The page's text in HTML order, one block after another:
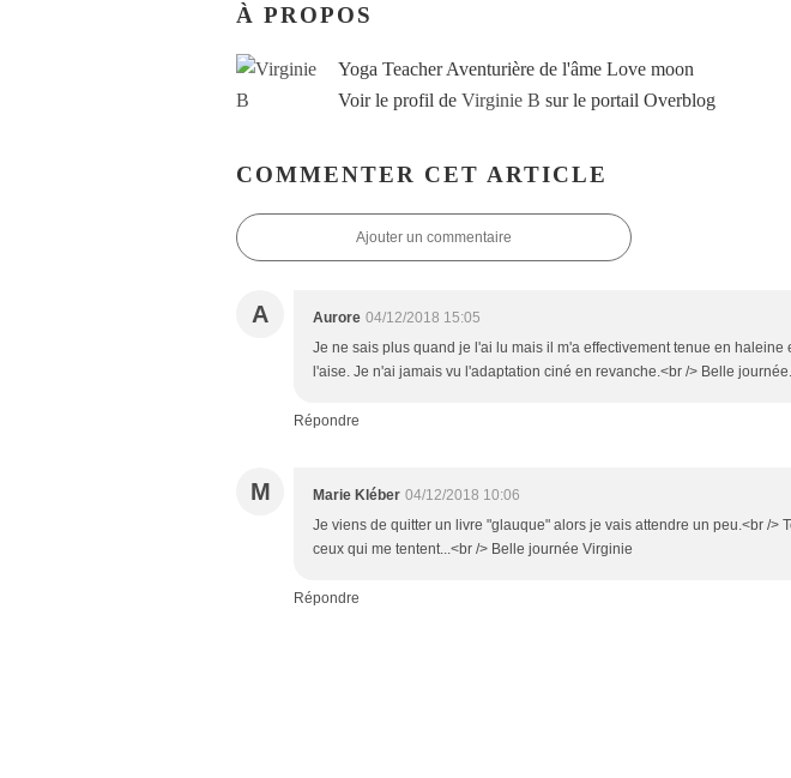
À PROPOS
Yoga Teacher Aventurière de l'âme Love moon
Voir le profil de Virginie B sur le portail Overblog
COMMENTER CET ARTICLE
Ajouter un commentaire
A Aurore 04/12/2018 15:05
Je ne sais plus quand je l'ai lu mais il m'a effectivement tenue en haleine
l'aise. Je n'ai jamais vu l'adaptation ciné en revanche.<br /> Belle journée.
Répondre
M Marie Kléber 04/12/2018 10:06
Je viens de quitter un livre "glauque" alors je vais attendre un peu.<br />
ceux qui me tentent...<br /> Belle journée Virginie
Répondre